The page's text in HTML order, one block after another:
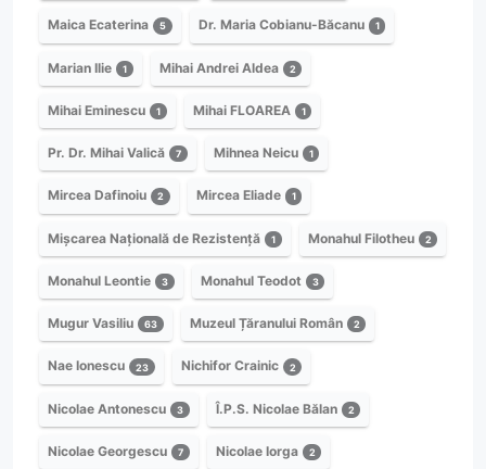
Maica Ecaterina 5 Dr. Maria Cobianu-Băcanu 1
Marian Ilie 1 Mihai Andrei Aldea 2
Mihai Eminescu 1 Mihai FLOAREA 1
Pr. Dr. Mihai Valică 7 Mihnea Neicu 1
Mircea Dafinoiu 2 Mircea Eliade 1
Mișcarea Națională de Rezistență 1 Monahul Filotheu 2
Monahul Leontie 3 Monahul Teodot 3
Mugur Vasiliu 63 Muzeul Țăranului Român 2
Nae Ionescu 23 Nichifor Crainic 2
Nicolae Antonescu 3 Î.P.S. Nicolae Bălan 2
Nicolae Georgescu 7 Nicolae Iorga 2